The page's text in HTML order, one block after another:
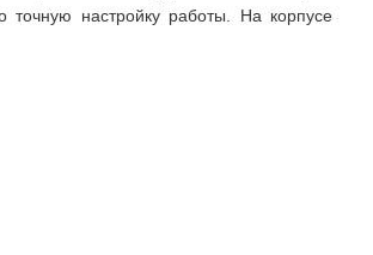
точную настройку работы. На корпусе